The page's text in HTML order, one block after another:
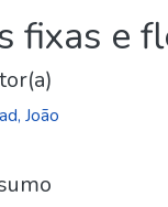
fixas e
João